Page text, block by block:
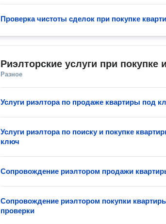
Проверка чистоты сделок при покупке
Риэлторские услуги при покупке
Разное
Услуги риэлтора по продаже квартиры под
Услуги риэлтора по поиску и покупке
ключ
Сопровождение риэлтором продажи
Сопровождение риэлтором покупки
проверки